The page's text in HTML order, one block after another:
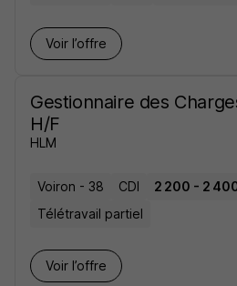
Voir l’offre
Gestionnaire des
H/F
HLM
Voiron - 38 CDI
2 200 - 2
Télétravail partiel
Voir l’offre